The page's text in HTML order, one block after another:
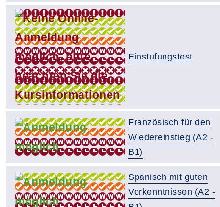
Einstufungstest
Französisch für den
Wiedereinstieg (A2 -
B1)
Spanisch mit guten
Vorkenntnissen (A2 -